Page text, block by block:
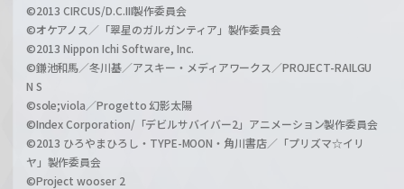
©2013 CIRCUS/D.C.III製作委員会
©オケアノス／「翠星のガルガンティア」製作委員会
©2013 Nippon Ichi Software, Inc.
©鎌池和馬／冬川基／アスキー・メディアワークス／PROJECT-RAILGU
N S
©sole;viola／Progetto 幻影太陽
©Index Corporation/「デビルサバイバー2」アニメーション製作委員会
©2013 ひろやまひろし・TYPE-MOON・角川書店／「プリズマ☆イリ
ヤ」製作委員会
©Project wooser 2